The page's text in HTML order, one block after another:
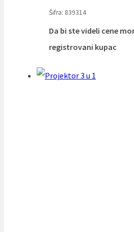
Šifra: 839314
Da bi ste videli cene
registrovani kupac